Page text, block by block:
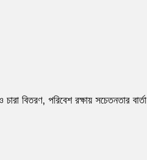
বিতরণ, পরিবেশ রক্ষায় সচেতনতার বার্তা